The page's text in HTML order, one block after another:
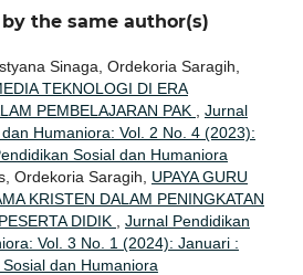
the same author(s)
Sinaga, Ordekoria Saragih,
TEKNOLOGI DI ERA
PEMBELAJARAN PAK
Jurnal
Humaniora: Vol. 2 No. 4 (2023):
Sosial dan Humaniora
Ordekoria Saragih, UPAYA GURU
KRISTEN DALAM PENINGKATAN
DIDIK
Jurnal Pendidikan
Vol. 3 No. 1 (2024): Januari :
dan Humaniora